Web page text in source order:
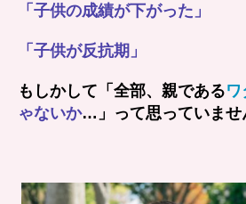
「子供の成績が下がった」
「子供が反抗期」
もしかして「全部、親である
ゃないか…」って思っていませ